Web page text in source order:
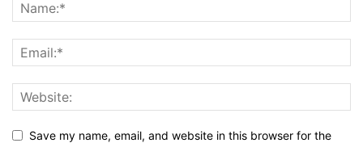
Save my name, email, and website in this browser for the